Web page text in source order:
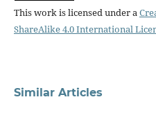
This work is licensed under a
ShareAlike 4.0 International
Similar Articles